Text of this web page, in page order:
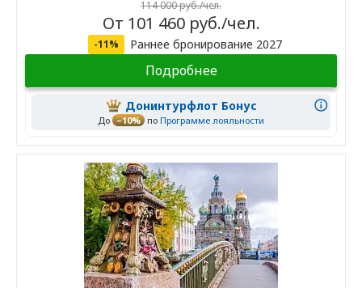
114 000 руб./чел.
От 101 460 руб./чел.
-11% Раннее бронирование 2027
Подробнее
Донинтурфлот Бонус
До –10% по Программе лояльности